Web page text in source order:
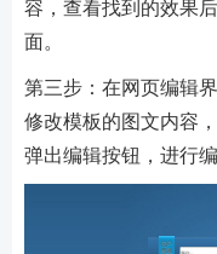
容，查看找到的效果
面。
第三步：在网页编辑
修改模板的图文内容
弹出编辑按钮，进行编